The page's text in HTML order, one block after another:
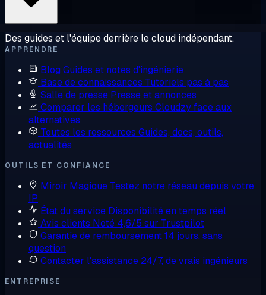
Des guides et l'équipe derrière le cloud indépendant.
APPRENDRE
Blog Guides et notes d'ingénierie
Base de connaissances Tutoriels pas à pas
Salle de presse Presse et annonces
Comparer les hébergeurs Cloudzy face aux
alternatives
Toutes les ressources Guides, docs, outils,
actualités
OUTILS ET CONFIANCE
Miroir Magique Testez notre réseau depuis votre
IP
État du service Disponibilité en temps réel
Avis clients Noté 4,6/5 sur Trustpilot
Garantie de remboursement14 jours, sans
question
Contacter l'assistance 24/7, de vrais ingénieurs
ENTREPRISE